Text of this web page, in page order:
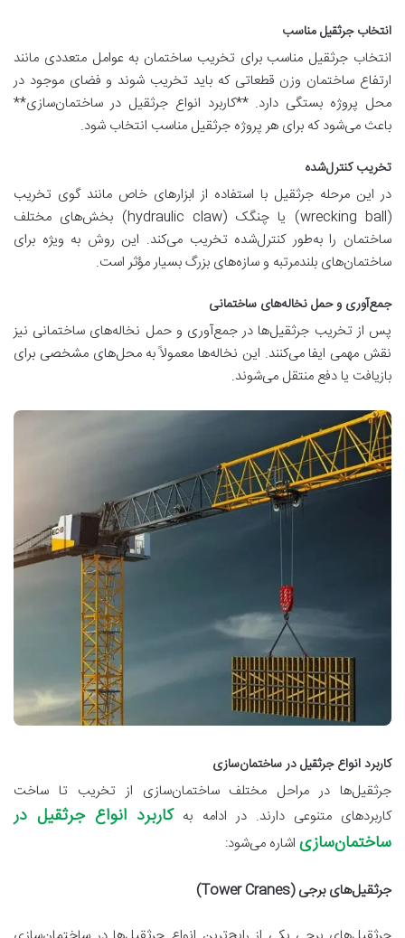
انتخاب جرثقیل مناسب
انتخاب جرثقیل مناسب برای تخریب ساختمان به عوامل متعددی مانند
ارتفاع ساختمان وزن قطعاتی که باید تخریب شوند و فضای موجود در
محل پروژه بستگی دارد. **کاربرد انواع جرثقیل در ساختمان‌سازی**
باعث می‌شود که برای هر پروژه جرثقیل مناسب انتخاب شود.
تخریب کنترل‌شده
در این مرحله جرثقیل با استفاده از ابزارهای خاص مانند گوی تخریب
(wrecking ball) یا چنگک (hydraulic claw) بخش‌های مختلف
ساختمان را به‌طور کنترل‌شده تخریب می‌کند. این روش به ویژه برای
ساختمان‌های بلندمرتبه و سازه‌های بزرگ بسیار مؤثر است.
جمع‌آوری و حمل نخاله‌های ساختمانی
پس از تخریب جرثقیل‌ها در جمع‌آوری و حمل نخاله‌های ساختمانی نیز
نقش مهمی ایفا می‌کنند. این نخاله‌ها معمولاً به محل‌های مشخصی برای
بازیافت یا دفع منتقل می‌شوند.
کاربرد انواع جرثقیل در ساختمان‌سازی
جرثقیل‌ها در مراحل مختلف ساختمان‌سازی از تخریب تا ساخت
کاربردهای متنوعی دارند. در ادامه بهکاربرد انواع جرثقیل در
ساختمان‌سازی اشاره می‌شود:
جرثقیل‌های برجی (Tower Cranes)